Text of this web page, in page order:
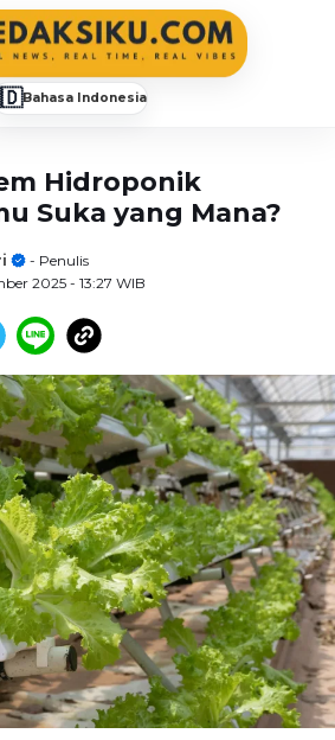
Bahasa Indonesia
Hidroponik
Suka yang Mana?
- Penulis
2025 - 13:27 WIB